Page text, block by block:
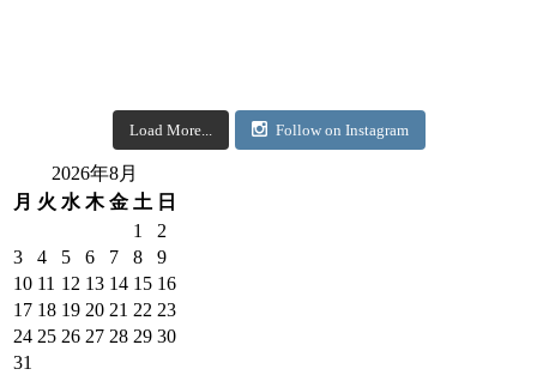
Load More... Follow on Instagram
2026年8月
月 火 水 木 金 土 日
1
2
3
4 5 6 7 8
9
10 11 12 13 14 15 16
17 18 19 20 21 22 23
24 25 26 27 28 29 30
31